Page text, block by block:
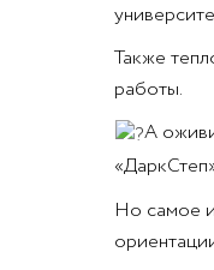
Также
работы.
А
Но самое